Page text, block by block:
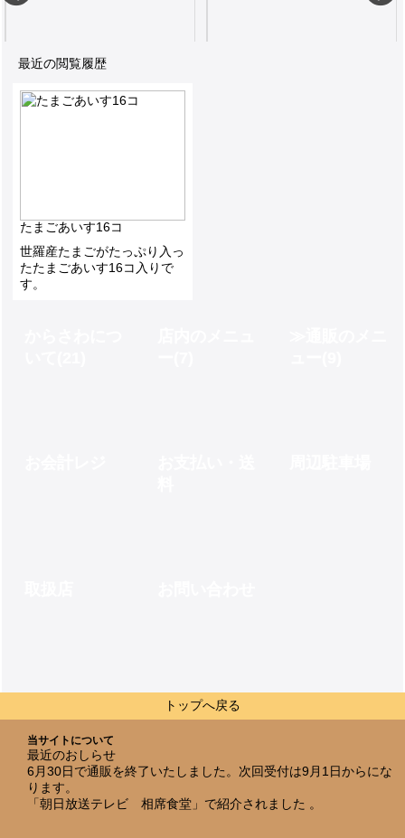
最近の閲覧履歴
たまごあいす16コ
世羅産たまごがたっぷり入っ
たたまごあいす16コ入りで
す。
トップへ戻る
当サイトについて
最近のおしらせ
6月30日で通販を終了いたしました。次回受付は9月1日からにな
ります。
「朝日放送テレビ 相席食堂」で紹介されました 。